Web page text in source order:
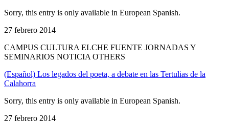
Sorry, this entry is only available in European Spanish.
27 febrero 2014
CAMPUS CULTURA ELCHE FUENTE JORNADAS Y
SEMINARIOS NOTICIA OTHERS
(Español) Los legados del poeta, a debate en las Tertulias de la
Calahorra
Sorry, this entry is only available in European Spanish.
27 febrero 2014